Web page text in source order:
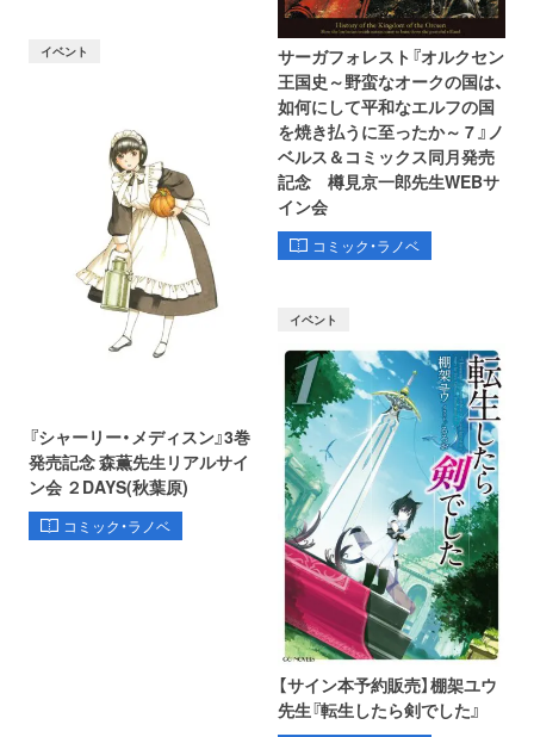
サーガフォレスト『オルクセン
王国史～野蛮なオークの国は、
如何にして平和なエルフの国
を焼き払うに至ったか～ 7 』ノ
ベルス＆コミックス同月発売
記念 樽見京一郎先生WEBサ
イン会
コミック・ラノベ
イベント
『シャーリー・メディスン』3巻
発売記念 森薫先生リアルサイ
ン会 ２DAYS(秋葉原)
コミック・ラノベ
イベント
【サイン本予約販売】棚架ユウ
先生『転生したら剣でした』